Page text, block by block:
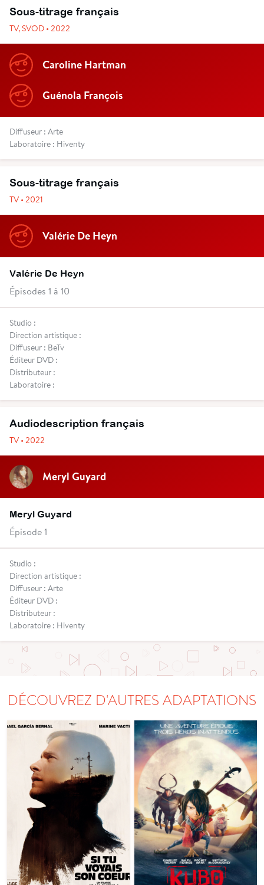
Sous-titrage français
TV, SVOD • 2022
Caroline Hartman
Guénola François
Diffuseur : Arte
Laboratoire : Hiventy
Sous-titrage français
TV • 2021
Valérie De Heyn
Valérie De Heyn
Épisodes 1 à 10
Studio :
Direction artistique :
Diffuseur : BeTv
Éditeur DVD :
Distributeur :
Laboratoire :
Audiodescription français
TV • 2022
Meryl Guyard
Meryl Guyard
Épisode 1
Studio :
Direction artistique :
Diffuseur : Arte
Éditeur DVD :
Distributeur :
Laboratoire : Hiventy
DÉCOUVREZ D'AUTRES ADAPTATIONS